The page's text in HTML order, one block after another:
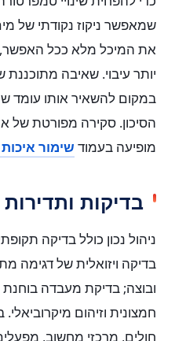
שמאפשר ניקוז נקודתי של
את המיכל מלא ככל האפשר,
יותר עיבוי. שאיבה
במקום להשאיר אותו עומד
הסיכון. סקירה מפורטת של
מופיעה בעמוד שימור
בדיקות ותדירות
ניהול נכון כולל בדיקה
בדיקה ויזואלית של דגימה
ובוצה; בדיקת מעבדה בוחנת
חמצונית וזיהום
חולים, מרכזי מחשוב,